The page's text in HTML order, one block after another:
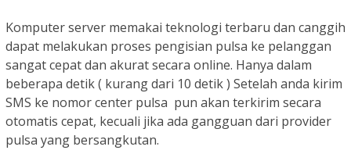
Komputer server memakai teknologi terbaru dan canggih
dapat melakukan proses pengisian pulsa ke pelanggan
sangat cepat dan akurat secara online. Hanya dalam
beberapa detik ( kurang dari 10 detik ) Setelah anda kirim
SMS ke nomor center pulsa pun akan terkirim secara
otomatis cepat, kecuali jika ada gangguan dari provider
pulsa yang bersangkutan.